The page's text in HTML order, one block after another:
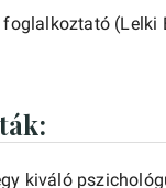
(Lelki
kiváló